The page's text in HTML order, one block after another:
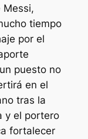
Messi,
tiempo
por el
puesto no
en el
tras la
y el portero
fortalecer